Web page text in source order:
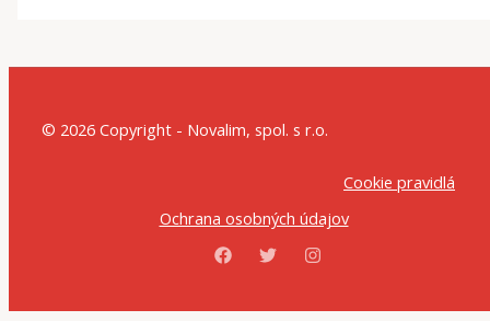
© 2026 Copyright - Novalim, spol. s r.o.
Cookie pravidlá
Ochrana osobných údajov